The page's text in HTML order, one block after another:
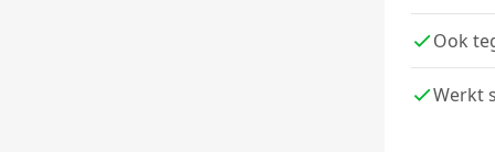
Ook
Werkt